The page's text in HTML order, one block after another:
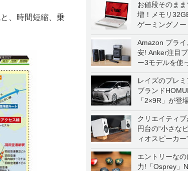
お値段そのま
増！メモリ
ゲーミングノー
Amazon プラ
安! Anker注目
ー3モデルを使
レイズのプレ
ブランド
「2×9R」が登
クリエイティ
円台の“小さな
ィオスピーカー
エントリーな
力!「Osprey」
、時間短縮、乗